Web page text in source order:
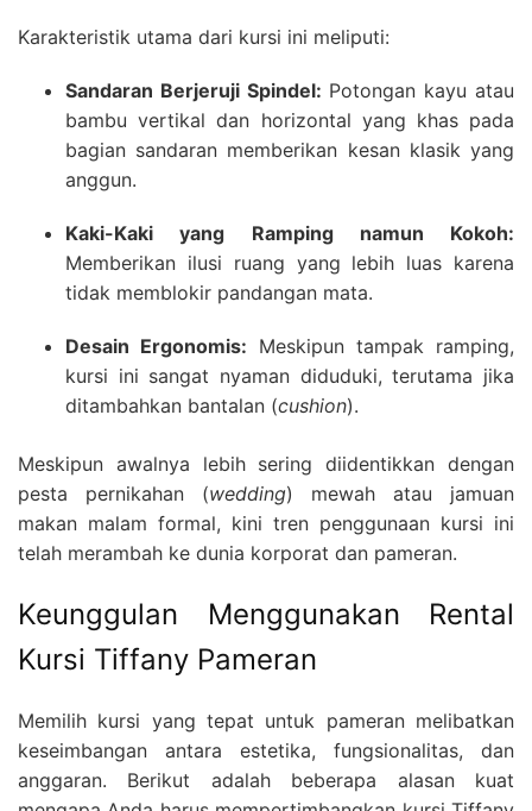
Karakteristik utama dari kursi ini meliputi:
Sandaran Berjeruji Spindel: Potongan kayu atau
bambu vertikal dan horizontal yang khas pada
bagian sandaran memberikan kesan klasik yang
anggun.
Kaki-Kaki yang Ramping namun Kokoh:
Memberikan ilusi ruang yang lebih luas karena
tidak memblokir pandangan mata.
Desain Ergonomis: Meskipun tampak ramping,
kursi ini sangat nyaman diduduki, terutama jika
ditambahkan bantalan (cushion).
Meskipun awalnya lebih sering diidentikkan dengan
pesta pernikahan (wedding) mewah atau jamuan
makan malam formal, kini tren penggunaan kursi ini
telah merambah ke dunia korporat dan pameran.
Keunggulan Menggunakan Rental
Kursi Tiffany Pameran
Memilih kursi yang tepat untuk pameran melibatkan
keseimbangan antara estetika, fungsionalitas, dan
anggaran. Berikut adalah beberapa alasan kuat